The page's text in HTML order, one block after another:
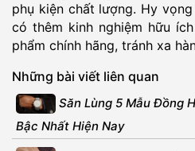
phụ kiện chất lượng. Hy
có thêm kinh nghiệm hữu
phẩm chính hãng, tránh xa
Những bài viết liên quan
Săn Lùng 5 Mẫu Đồng
Bậc Nhất Hiện Nay